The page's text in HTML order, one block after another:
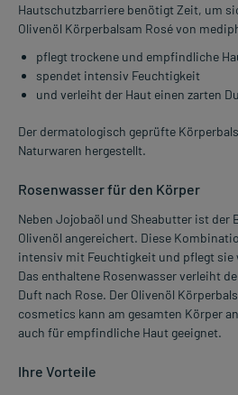
Hautschutzbarriere benötigt Zeit, um
Olivenöl Körperbalsam Rosé von
pflegt trockene und empfindliche
spendet intensiv Feuchtigkeit
und verleiht der Haut einen zarten
Der dermatologisch geprüfte
Naturwaren hergestellt.
Rosenwasser für den Körper
Neben Jojobaöl und Sheabutter ist der
Olivenöl angereichert. Diese
intensiv mit Feuchtigkeit und pflegt sie
Das enthaltene Rosenwasser verleiht
Duft nach Rose. Der Olivenöl
cosmetics kann am gesamten Körper
auch für empfindliche Haut geeignet.
Ihre Vorteile